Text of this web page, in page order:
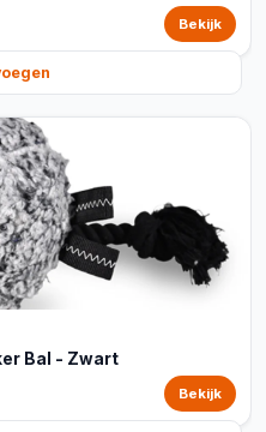
Bekijk
Bal - Zwart
Bekijk